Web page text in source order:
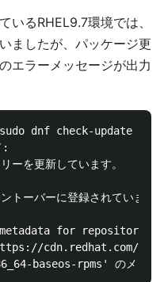
いるRHEL9.7環境では、
ましたが、パッケージ更
エラーメッセージが出力
dnf check-update
:
ーを更新しています。
ントーバーに登録されてい
for repository
cdn.redhat.com/